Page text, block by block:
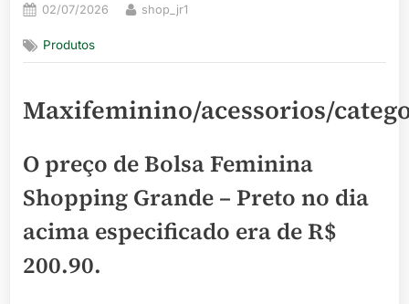
Posted
02/07/2026 By
shop_jr1
Produtos
Maxifeminino/acessorios/
O preço de Bolsa Feminina
Shopping Grande – Preto no dia
acima especificado era deR$
200.90.